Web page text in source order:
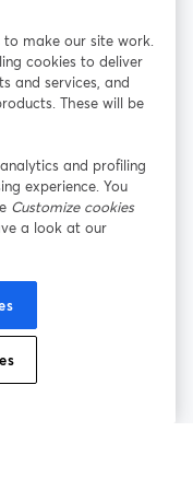
in einem neuen Tab geöffnet
X (Twitter)
in einem neuen Tab geöffnet
Tab geöffnet
Tab geöffnet
Richtlinie
Hilfe-Center
to make our site work.
cookies to deliver
and services, and
These will be
and profiling
experience. You
Customize cookies
a look at our